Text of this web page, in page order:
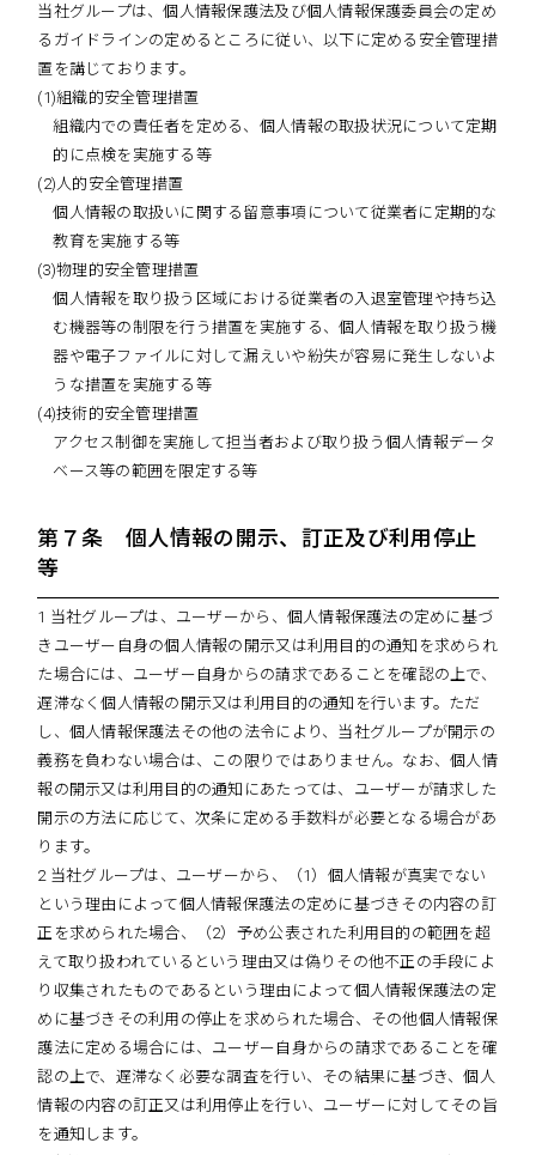
当社グループは、個人情報保護法及び個人情報保護委員会の定め
るガイドラインの定めるところに従い、以下に定める安全管理措
置を講じております。
(1)組織的安全管理措置
組織内での責任者を定める、個人情報の取扱状況について定期
的に点検を実施する等
(2)人的安全管理措置
個人情報の取扱いに関する留意事項について従業者に定期的な
教育を実施する等
(3)物理的安全管理措置
個人情報を取り扱う区域における従業者の入退室管理や持ち込
む機器等の制限を行う措置を実施する、個人情報を取り扱う機
器や電子ファイルに対して漏えいや紛失が容易に発生しないよ
うな措置を実施する等
(4)技術的安全管理措置
アクセス制御を実施して担当者および取り扱う個人情報データ
ベース等の範囲を限定する等
第７条 個人情報の開示、訂正及び利用停止
等
1 当社グループは、ユーザーから、個人情報保護法の定めに基づ
きユーザー自身の個人情報の開示又は利用目的の通知を求められ
た場合には、ユーザー自身からの請求であることを確認の上で、
遅滞なく個人情報の開示又は利用目的の通知を行います。ただ
し、個人情報保護法その他の法令により、当社グループが開示の
義務を負わない場合は、この限りではありません。なお、個人情
報の開示又は利用目的の通知にあたっては、ユーザーが請求した
開示の方法に応じて、次条に定める手数料が必要となる場合があ
ります。
2 当社グループは、ユーザーから、（1）個人情報が真実でない
という理由によって個人情報保護法の定めに基づきその内容の訂
正を求められた場合、（2）予め公表された利用目的の範囲を超
えて取り扱われているという理由又は偽りその他不正の手段によ
り収集されたものであるという理由によって個人情報保護法の定
めに基づきその利用の停止を求められた場合、その他個人情報保
護法に定める場合には、ユーザー自身からの請求であることを確
認の上で、遅滞なく必要な調査を行い、その結果に基づき、個人
情報の内容の訂正又は利用停止を行い、ユーザーに対してその旨
を通知します。